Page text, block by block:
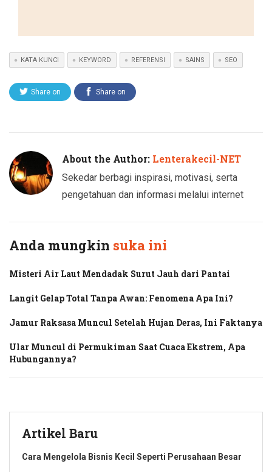
KATA KUNCI KEYWORD REFERENSI SAINS SEO
Share on Share on
About the Author: Lenterakecil-NET
Sekedar berbagi inspirasi, motivasi, serta
pengetahuan dan informasi melalui internet
Anda mungkin suka ini
Misteri Air Laut Mendadak Surut Jauh dari Pantai
Langit Gelap Total Tanpa Awan: Fenomena Apa Ini?
Jamur Raksasa Muncul Setelah Hujan Deras, Ini Faktanya
Ular Muncul di Permukiman Saat Cuaca Ekstrem, Apa
Hubungannya?
Artikel Baru
Cara Mengelola Bisnis Kecil Seperti Perusahaan Besar